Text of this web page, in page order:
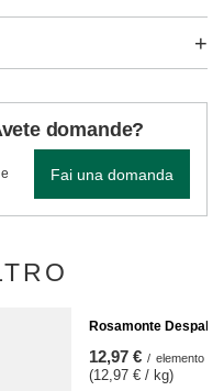
domande?
Fai una domanda
Rosamonte
12,97 € / elemento
(12,97 € / kg)